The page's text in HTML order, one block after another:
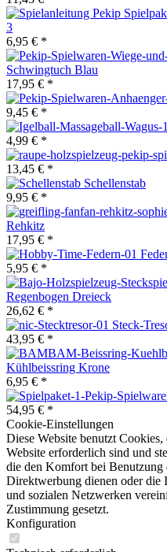
3
6,95 € *
Schwingtuch Blau
17,95 € *
9,45 € *
4,99 € *
13,45 € *
Schellenstab
9,95 € *
Rehkitz
17,95 € *
5,95 € *
Regenbogen Dreieck
26,62 € *
Steck-
43,95 € *
Kühlbeissring Krone
6,95 € *
54,95 € *
Cookie-Einstellungen
Diese Website benutzt
Website erforderlich sind und
die den Komfort bei Benutzung
Direktwerbung dienen oder die
und sozialen Netzwerken
Zustimmung gesetzt.
Konfiguration